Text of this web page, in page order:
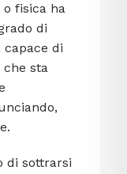
fisica ha
di
capace di
che sta
di sottrarsi